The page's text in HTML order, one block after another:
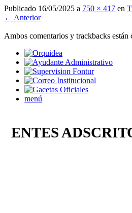
Publicado 16/05/2025 a 750 × 417 en
← Anterior
Ambos comentarios y trackbacks están
menú
ENTES